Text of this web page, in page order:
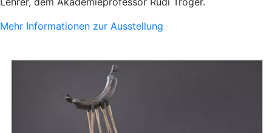
Mehr Informationen zur Ausstellung